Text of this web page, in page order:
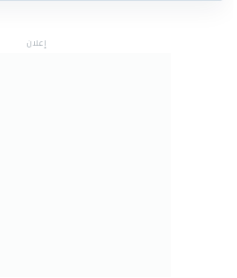
إعلان